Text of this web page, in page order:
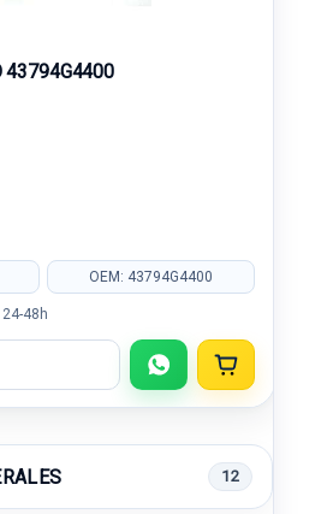
43794G4400
OEM: 43794G4400
48h
12